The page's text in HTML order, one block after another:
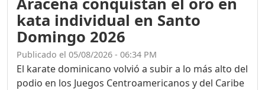
kata individual en Santo
Domingo 2026
Publicado el 05/08/2026 - 06:34 PM
El karate dominicano volvió a subir a lo más alto del
podio en los Juegos Centroamericanos y del Caribe
Santo Domingo 2026, con las conqu...